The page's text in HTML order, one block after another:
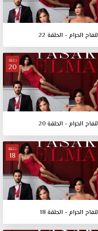
الحرام - الحلقة 22
حلقة
20
الحرام - الحلقة 20
حلقة
18
الحرام - الحلقة 18